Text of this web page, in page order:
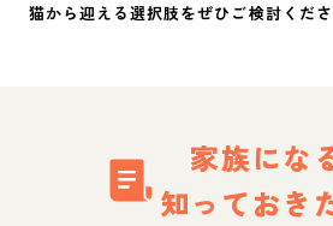
猫から迎える選択肢をぜひご検討くださ
家族にな
知っておき